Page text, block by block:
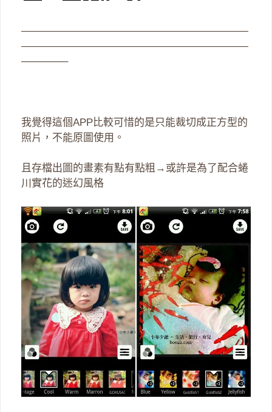
——————————————————————
——————————————————————
————–
我覺得這個APP比較可惜的是只能裁切成正方型的
照片，不能原圖使用。
且存檔出圖的畫素有點有點粗→或許是為了配合蜷
川實花的迷幻風格